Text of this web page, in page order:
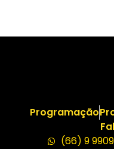
Programação
(66) 9